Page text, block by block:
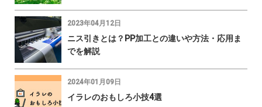
2023年04月12日
ニス引きとは？PP加工との違いや方法・応用ま
でを解説
2024年01月09日
イラレのおもしろ小技4選